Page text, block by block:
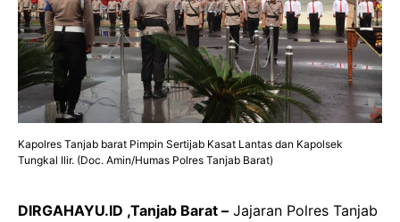
Kapolres Tanjab barat Pimpin Sertijab Kasat Lantas dan Kapolsek
Tungkal Ilir. (Doc. Amin/Humas Polres Tanjab Barat)
DIRGAHAYU.ID ,Tanjab Barat – Jajaran Polres Tanjab